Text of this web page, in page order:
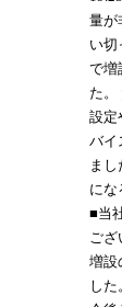
量が
い切
で増
た。
設定
バイ
ま
にな
■当
ご
増設
した